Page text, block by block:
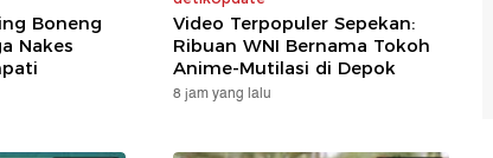
Boneng
Nakes
Video Terpopuler Sepekan:
Ribuan WNI Bernama Tokoh
Anime-Mutilasi di Depok
8 jam yang lalu